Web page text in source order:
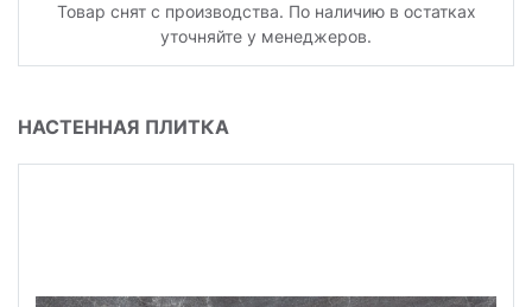
Товар снят с производства. По наличию в остатках
уточняйте у менеджеров.
НАСТЕННАЯ ПЛИТКА